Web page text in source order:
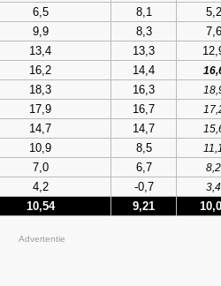
6,5 8,1 5,2
9,9 8,3 7,6
13,4 13,3
16,2 14,4
18,3 16,3
17,9 16,7
14,7 14,7
10,9 8,5
7,0 6,7
8,2
4,2 -0,7 3,4
10,54 9,21
Advertentie